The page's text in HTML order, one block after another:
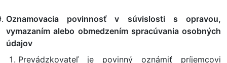
Oznamovacia povinnosť v súvislosti s opravou,
vymazaním alebo obmedzením spracúvania osobných
údajov
Prevádzkovateľ je povinný oznámiť príjemcovi